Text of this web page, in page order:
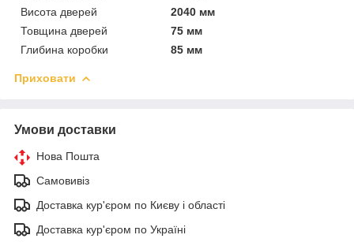
Висота дверей
2040 мм
Товщина дверей
75 мм
Глибина коробки
85 мм
Приховати
Умови доставки
Нова Пошта
Самовивіз
Доставка кур'єром по Києву і області
Доставка кур'єром по Україні